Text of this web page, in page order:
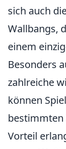
sich auch
Wallbangs,
einem
Besonders
zahlreiche
können
bestimmten
Vorteil